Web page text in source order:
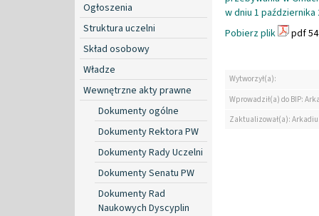
Ogłoszenia
Struktura uczelni
Skład osobowy
Władze
Wewnętrzne akty prawne
Dokumenty ogólne
Dokumenty Rektora PW
Dokumenty Rady Uczelni
Dokumenty Senatu PW
Dokumenty Rad
Naukowych Dyscyplin
w dniu 1 października
Pobierz plik
pdf
Wytworzył(a):
Wprowadził(a) do BIP:
Zaktualizował(a):